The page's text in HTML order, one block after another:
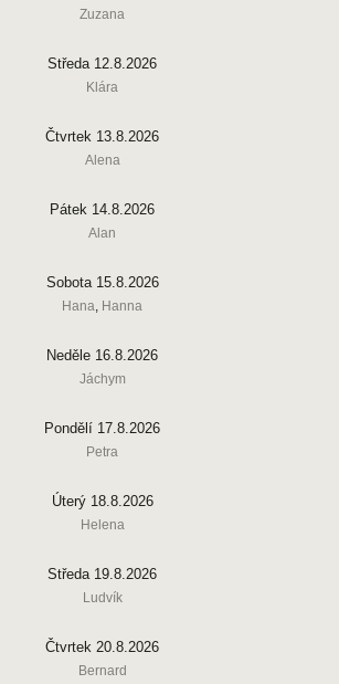
Zuzana
Středa 12.8.2026
Klára
Čtvrtek 13.8.2026
Alena
Pátek 14.8.2026
Alan
Sobota 15.8.2026
Hana, Hanna
Neděle 16.8.2026
Jáchym
Pondělí 17.8.2026
Petra
Úterý 18.8.2026
Helena
Středa 19.8.2026
Ludvík
Čtvrtek 20.8.2026
Bernard